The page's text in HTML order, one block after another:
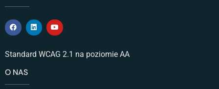
Standard WCAG 2.1 na poziomie AA
O NAS